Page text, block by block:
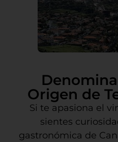
Origen de
Si te apasiona el
sientes
gastronómica de